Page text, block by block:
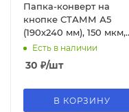
Папка-конверт на
кнопке СТАММ А5
(190х240 мм), 150 мкм,
пластик, прозрачная,
зеленая, ММ-31904
Есть в наличии
30 ₽/шт
В КОРЗИНУ